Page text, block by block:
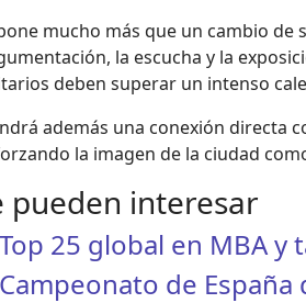
mucho más que un cambio
la escucha y la
deben superar un intenso
además una conexión directa
la imagen de la ciudad
pueden interesar
25 global en MBA
de España